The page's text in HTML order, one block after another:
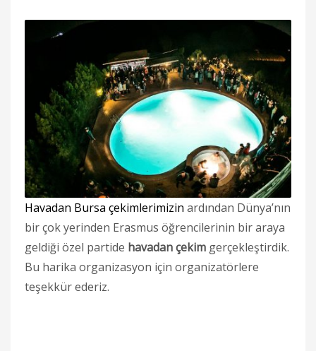
Havadan Bursa çekimlerimizin ardından Dünya’nın
bir çok yerinden Erasmus öğrencilerinin bir araya
geldiği özel partide havadan çekim gerçekleştirdik.
Bu harika organizasyon için organizatörlere
teşekkür ederiz.